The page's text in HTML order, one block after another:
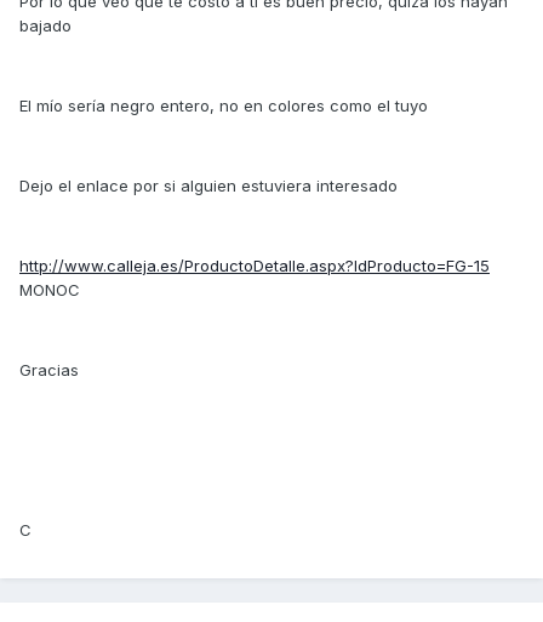
bajado
El mío sería negro entero, no en colores como el tuyo
Dejo el enlace por si alguien estuviera interesado
http://www.calleja.es/ProductoDetalle.aspx?IdProducto=FG-15
MONOC
Gracias
C